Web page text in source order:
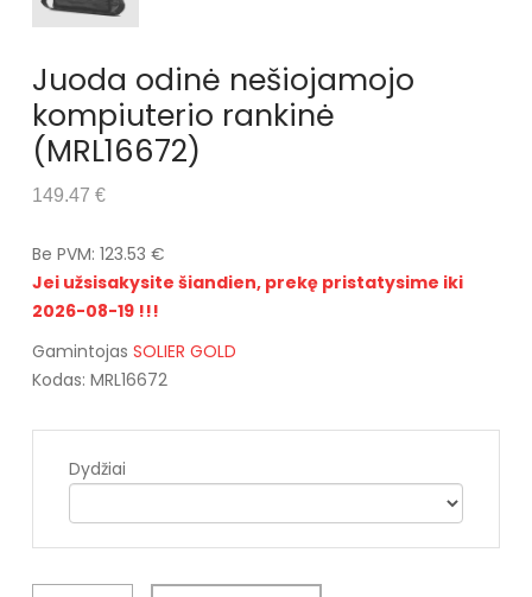
Juoda odinė nešiojamojo
kompiuterio rankinė
(MRL16672)
149.47 €
Be PVM: 123.53 €
Jei užsisakysite šiandien, prekę pristatysime iki
2026-08-19 !!!
Gamintojas SOLIER GOLD
Kodas: MRL16672
Dydžiai